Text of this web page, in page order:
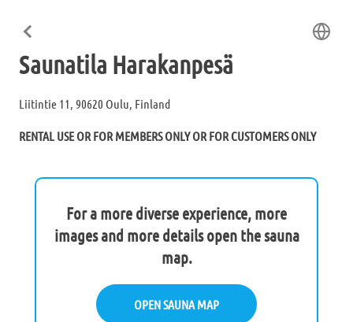
Saunatila Harakanpesä
Liitintie 11, 90620 Oulu, Finland
RENTAL USE OR FOR MEMBERS ONLY OR FOR CUSTOMERS ONLY
For a more diverse experience, more
images and more details open the sauna
map.
OPEN SAUNA MAP